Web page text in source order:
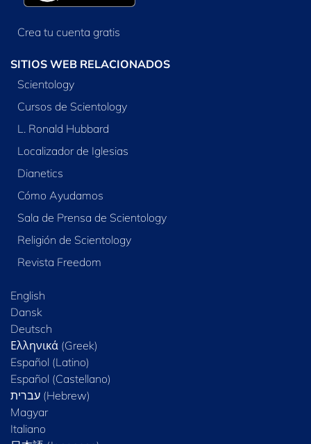
Crea tu cuenta gratis
SITIOS WEB RELACIONADOS
Scientology
Cursos de Scientology
L. Ronald Hubbard
Localizador de Iglesias
Dianetics
Cómo Ayudamos
Sala de Prensa de Scientology
Religión de Scientology
Revista Freedom
English
Dansk
Deutsch
Ελληνικά (Greek)
Español (Latino)
Español (Castellano)
Magyar
Italiano